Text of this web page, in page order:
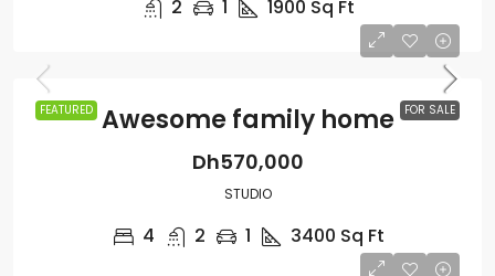
2 1 1900 Sq Ft
FEATURED FOR SALE
Awesome family home
Dh570,000
STUDIO
4 2 1 3400 Sq Ft